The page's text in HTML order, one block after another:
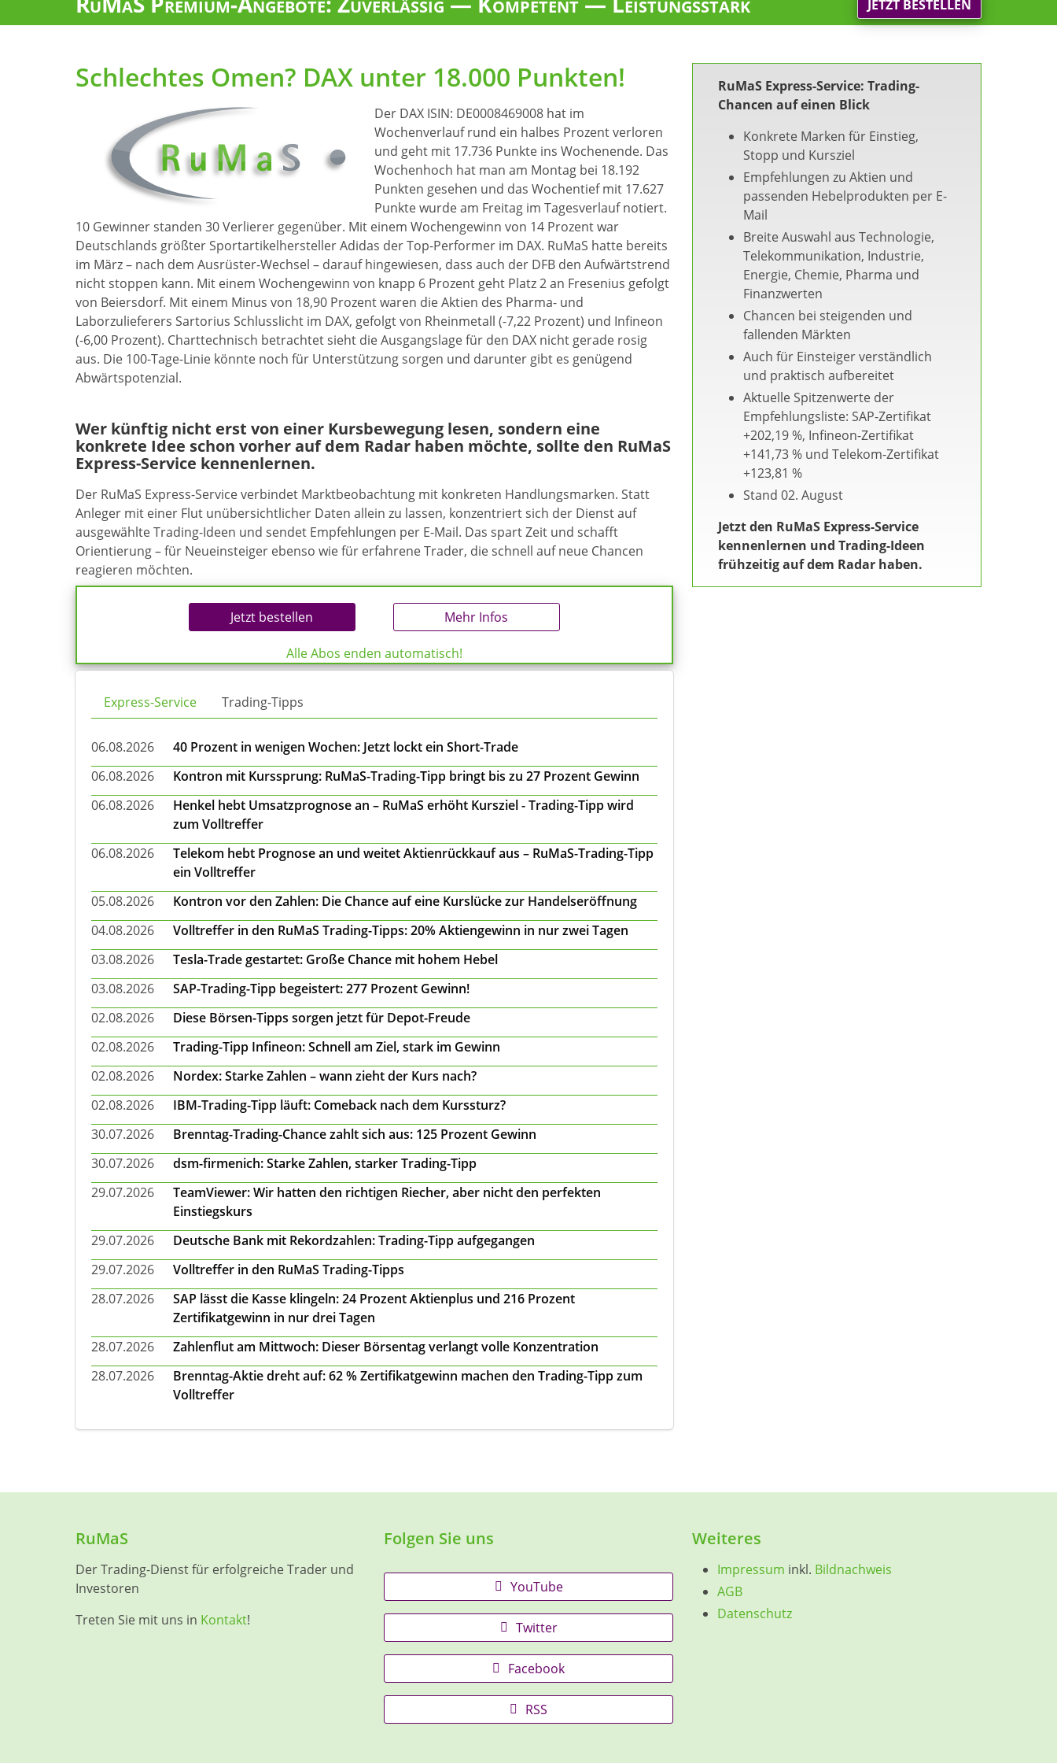
JETZT BESTELLEN
Schlechtes Omen? DAX unter 18.000 Punkten!
Der DAX ISIN: DE0008469008 hat im
Wochenverlauf rund ein halbes Prozent verloren
und geht mit 17.736 Punkte ins Wochenende. Das
Wochenhoch hat man am Montag bei 18.192
Punkten gesehen und das Wochentief mit 17.627
Punkte wurde am Freitag im Tagesverlauf notiert.
10 Gewinner standen 30 Verlierer gegenüber. Mit einem Wochengewinn von 14 Prozent war
Deutschlands größter Sportartikelhersteller Adidas der Top-Performer im DAX. RuMaS hatte bereits
im März – nach dem Ausrüster-Wechsel – darauf hingewiesen, dass auch der DFB den Aufwärtstrend
nicht stoppen kann. Mit einem Wochengewinn von knapp 6 Prozent geht Platz 2 an Fresenius gefolgt
von Beiersdorf. Mit einem Minus von 18,90 Prozent waren die Aktien des Pharma- und
Laborzulieferers Sartorius Schlusslicht im DAX, gefolgt von Rheinmetall (-7,22 Prozent) und Infineon
(-6,00 Prozent). Charttechnisch betrachtet sieht die Ausgangslage für den DAX nicht gerade rosig
aus. Die 100-Tage-Linie könnte noch für Unterstützung sorgen und darunter gibt es genügend
Abwärtspotenzial.
Wer künftig nicht erst von einer Kursbewegung lesen, sondern eine
konkrete Idee schon vorher auf dem Radar haben möchte, sollte den RuMaS
Express-Service kennenlernen.
Der RuMaS Express-Service verbindet Marktbeobachtung mit konkreten Handlungsmarken. Statt
Anleger mit einer Flut unübersichtlicher Daten allein zu lassen, konzentriert sich der Dienst auf
ausgewählte Trading-Ideen und sendet Empfehlungen per E-Mail. Das spart Zeit und schafft
Orientierung – für Neueinsteiger ebenso wie für erfahrene Trader, die schnell auf neue Chancen
reagieren möchten.
Jetzt bestellen Mehr Infos
Alle Abos enden automatisch!
Express-Service Trading-Tipps
06.08.2026
40 Prozent in wenigen Wochen: Jetzt lockt ein Short-Trade
06.08.2026
Kontron mit Kurssprung: RuMaS-Trading-Tipp bringt bis zu 27 Prozent Gewinn
06.08.2026
Henkel hebt Umsatzprognose an – RuMaS erhöht Kursziel - Trading-Tipp wird
zum Volltreffer
06.08.2026
Telekom hebt Prognose an und weitet Aktienrückkauf aus – RuMaS-Trading-Tipp
ein Volltreffer
05.08.2026
Kontron vor den Zahlen: Die Chance auf eine Kurslücke zur Handelseröffnung
04.08.2026
Volltreffer in den RuMaS Trading-Tipps: 20% Aktiengewinn in nur zwei Tagen
03.08.2026
Tesla-Trade gestartet: Große Chance mit hohem Hebel
03.08.2026
SAP-Trading-Tipp begeistert: 277 Prozent Gewinn!
02.08.2026
Diese Börsen-Tipps sorgen jetzt für Depot-Freude
02.08.2026
Trading-Tipp Infineon: Schnell am Ziel, stark im Gewinn
02.08.2026
Nordex: Starke Zahlen – wann zieht der Kurs nach?
02.08.2026
IBM-Trading-Tipp läuft: Comeback nach dem Kurssturz?
30.07.2026
Brenntag-Trading-Chance zahlt sich aus: 125 Prozent Gewinn
30.07.2026
dsm-firmenich: Starke Zahlen, starker Trading-Tipp
29.07.2026
TeamViewer: Wir hatten den richtigen Riecher, aber nicht den perfekten
Einstiegskurs
29.07.2026
Deutsche Bank mit Rekordzahlen: Trading-Tipp aufgegangen
29.07.2026
Volltreffer in den RuMaS Trading-Tipps
28.07.2026
SAP lässt die Kasse klingeln: 24 Prozent Aktienplus und 216 Prozent
Zertifikatgewinn in nur drei Tagen
28.07.2026
Zahlenflut am Mittwoch: Dieser Börsentag verlangt volle Konzentration
28.07.2026
Brenntag-Aktie dreht auf: 62 % Zertifikatgewinn machen den Trading-Tipp zum
Volltreffer
RuMaS Express-Service: Trading-
Chancen auf einen Blick
Konkrete Marken für Einstieg,
Stopp und Kursziel
Empfehlungen zu Aktien und
passenden Hebelprodukten per E-
Mail
Breite Auswahl aus Technologie,
Telekommunikation, Industrie,
Energie, Chemie, Pharma und
Finanzwerten
Chancen bei steigenden und
fallenden Märkten
Auch für Einsteiger verständlich
und praktisch aufbereitet
Aktuelle Spitzenwerte der
Empfehlungsliste: SAP-Zertifikat
+202,19 %, Infineon-Zertifikat
+141,73 % und Telekom-Zertifikat
+123,81 %
Stand 02. August
Jetzt den RuMaS Express-Service
kennenlernen und Trading-Ideen
frühzeitig auf dem Radar haben.
RuMaS
Der Trading-Dienst für erfolgreiche Trader und
Investoren
Treten Sie mit uns in Kontakt!
Folgen Sie uns
YouTube
Twitter
Facebook
RSS
Weiteres
Impressum inkl. Bildnachweis
AGB
Datenschutz